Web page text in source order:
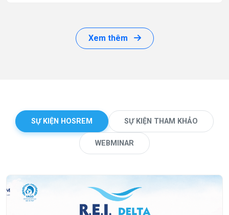
Xem thêm
SỰ KIỆN HOSREM SỰ KIỆN THAM KHẢO
WEBMINAR